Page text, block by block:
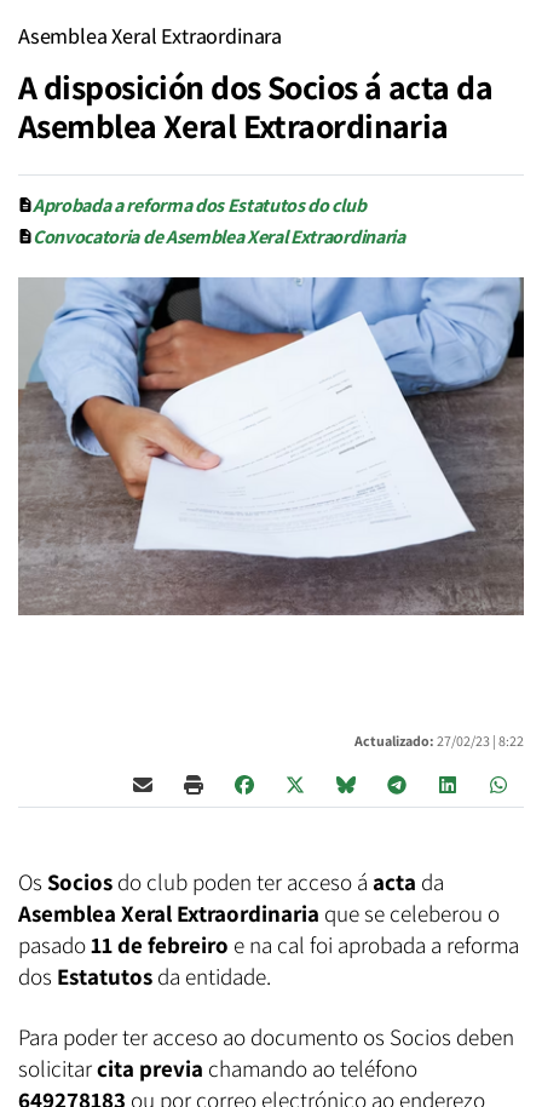
Asemblea Xeral Extraordinara
A disposición dos Socios á acta da
Asemblea Xeral Extraordinaria
Aprobada a reforma dos Estatutos do club
Convocatoria de Asemblea Xeral Extraordinaria
Actualizado: 27/02/23 | 8:22
Os Socios do club poden ter acceso á acta da
Asemblea Xeral Extraordinaria que se celeberou o
pasado11 de febreiro e na cal foi aprobada a reforma
dos Estatutos da entidade.
Para poder ter acceso ao documento os Socios deben
solicitarcita previa chamando ao teléfono
649278183 ou por correo electrónico ao enderezo